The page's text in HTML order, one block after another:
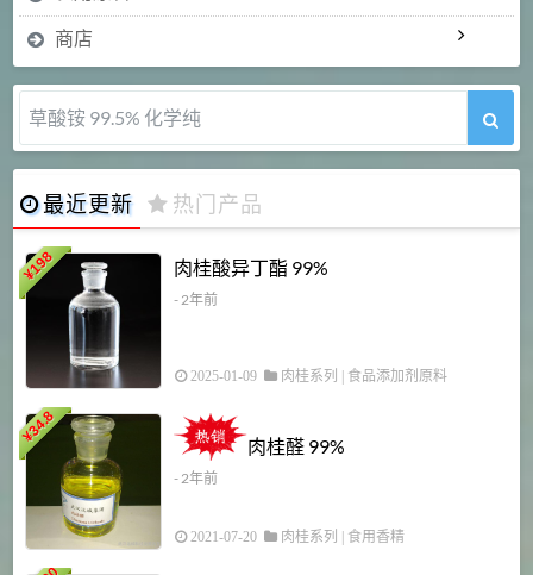
商店
5-甲氧基吲哚 98%
最近更新 热门产品
¥
198 肉桂酸异丁酯 99%
- 2年前
2025-01-09 肉桂系列 食品添加剂原料
¥
34.8
肉桂醛 99%
- 2年前
2021-07-20 肉桂系列 食用香精